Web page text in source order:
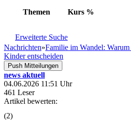
Themen Kurs %
Erweiterte Suche
Nachrichten»Familie im Wandel:
Kinder entscheiden
Push Mitteilungen
news aktuell
04.06.2026 11:51 Uhr
461 Leser
Artikel bewerten:
(2)